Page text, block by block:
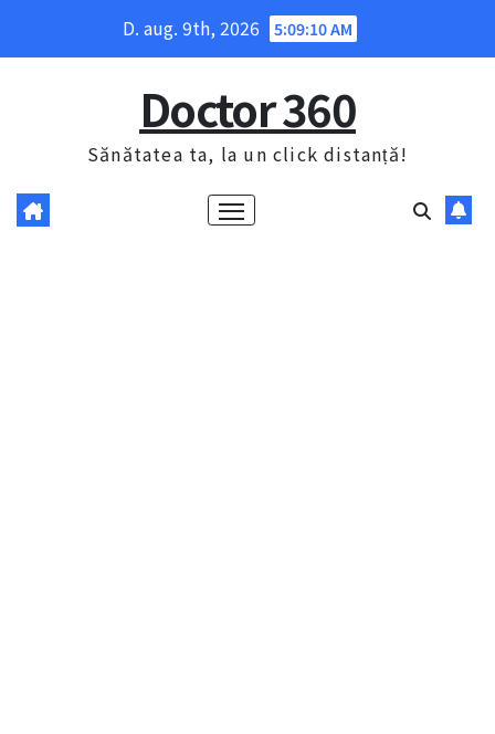
D. aug. 9th, 2026 5:09:12 AM
Doctor 360
Sănătatea ta, la un click distanță!